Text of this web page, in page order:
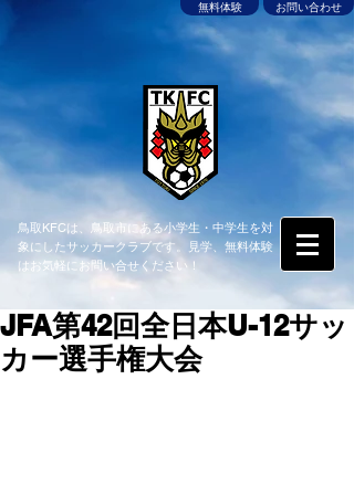
無料体験 お問い合わせ
鳥取KFCは、鳥取市にある小学生・中学生を対
象にしたサッカークラブです。見学、無料体験
はお気軽にお問い合せください！
JFA第42回全日本U-12サッ
カー選手権大会